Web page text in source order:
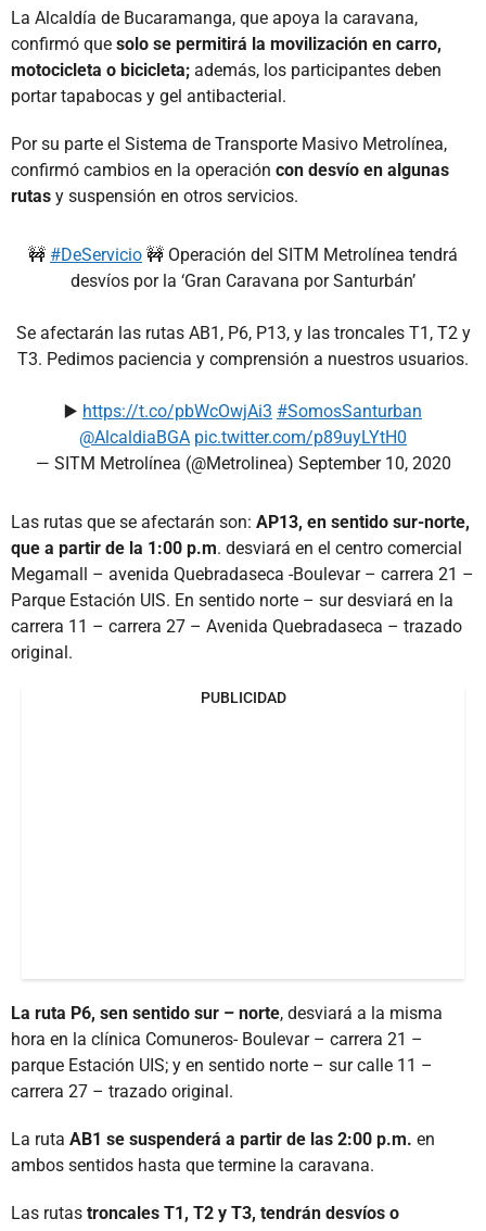
La Alcaldía de Bucaramanga, que apoya la caravana,
confirmó que solo se permitirá la movilización en carro,
motocicleta o bicicleta; además, los participantes deben
portar tapabocas y gel antibacterial.
Por su parte el Sistema de Transporte Masivo Metrolínea,
confirmó cambios en la operación con desvío en algunas
rutas y suspensión en otros servicios.
🚧 #DeServicio 🚧 Operación del SITM Metrolínea tendrá
desvíos por la ‘Gran Caravana por Santurbán’
Se afectarán las rutas AB1, P6, P13, y las troncales T1, T2 y
T3. Pedimos paciencia y comprensión a nuestros usuarios.
▶️ https://t.co/pbWcOwjAi3 #SomosSanturban
@AlcaldiaBGA pic.twitter.com/p89uyLYtH0
— SITM Metrolínea (@Metrolinea) September 10, 2020
Las rutas que se afectarán son: AP13, en sentido sur-norte,
que a partir de la 1:00 p.m. desviará en el centro comercial
Megamall – avenida Quebradaseca -Boulevar – carrera 21 –
Parque Estación UIS. En sentido norte – sur desviará en la
carrera 11 – carrera 27 – Avenida Quebradaseca – trazado
original.
PUBLICIDAD
La ruta P6, sen sentido sur – norte, desviará a la misma
hora en la clínica Comuneros- Boulevar – carrera 21 –
parque Estación UIS; y en sentido norte – sur calle 11 –
carrera 27 – trazado original.
La ruta AB1 se suspenderá a partir de las 2:00 p.m. en
ambos sentidos hasta que termine la caravana.
Las rutas troncales T1, T2 y T3, tendrán desvíos o